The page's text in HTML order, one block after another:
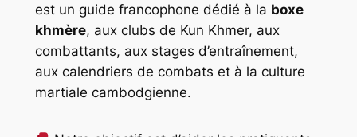
est un guide francophone dédié à la boxe
khmère, aux clubs de Kun Khmer, aux
combattants, aux stages d’entraînement,
aux calendriers de combats et à la culture
martiale cambodgienne.